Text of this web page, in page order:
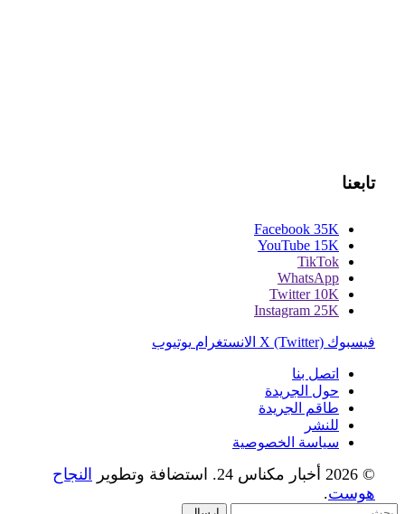
تابعنا
Facebook 35K
YouTube 15K
TikTok
WhatsApp
Twitter 10K
Instagram 25K
فيسبوك X (Twitter) الانستغرام يوتيوب
اتصل بنا
حول الجريدة
طاقم الجريدة
للنشر
سياسة الخصوصية
© 2026 أخبار مكناس 24. استضافة وتطوير
النجاح
هوست.